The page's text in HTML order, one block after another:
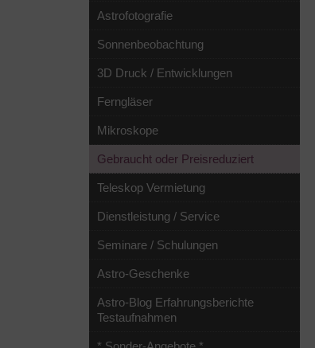
Astrofotografie
Sonnenbeobachtung
3D Druck / Entwicklungen
Ferngläser
Mikroskope
Gebraucht oder Preisreduziert
Teleskop Vermietung
Dienstleistung / Service
Seminare / Schulungen
Astro-Geschenke
Astro-Blog Erfahrungsberichte
Testaufnahmen